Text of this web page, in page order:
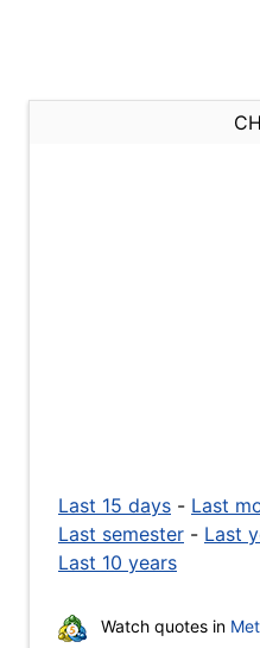
Last 15 days - Last
Last semester - Last
Last 10 years
Watch quotes in